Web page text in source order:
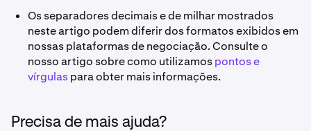
Os separadores decimais e de milhar mostrados
neste artigo podem diferir dos formatos exibidos em
nossas plataformas de negociação. Consulte o
nosso artigo sobre como utilizamospontos e
vírgulaspara obter mais informações.
Precisa de mais ajuda?